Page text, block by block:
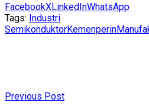
FacebookXLinkedInWhatsApp
Tags: Industri
SemikonduktorKemenperin
Previous Post